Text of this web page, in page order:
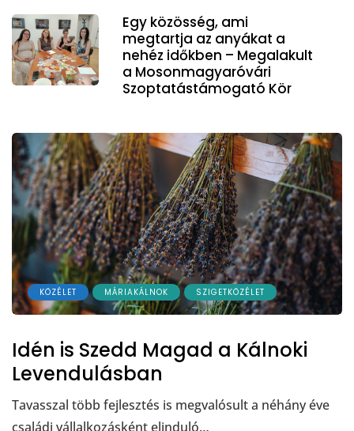
Egy közösség, ami
megtartja az anyákat a
nehéz időkben – Megalakult
a Mosonmagyaróvári
Szoptatástámogató Kör
KÖZÉLET MÁRIAKÁLNOK SZIGETKÖZÉLET
Idén is Szedd Magad a Kálnoki
Levendulásban
Tavasszal több fejlesztés is megvalósult a néhány éve
családi vállalkozásként elinduló…